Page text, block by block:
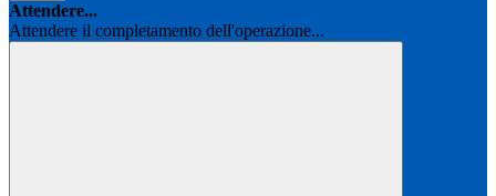
Attendere...
Attendere il completamento dell'operazione...